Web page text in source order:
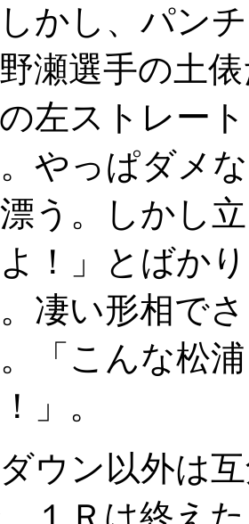
かし、パン
瀬選手の土
左ストレー
やっぱダメ
う。しかし
！」とばか
凄い形相で
「こんな松
」。
ウン以外は
１Ｒは終え